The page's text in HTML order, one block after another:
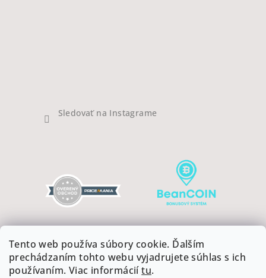
Tento web používa súbory cookie. Ďalším
prechádzaním tohto webu vyjadrujete súhlas s ich
používaním. Viac informáciítu.
Sledovať na Instagrame